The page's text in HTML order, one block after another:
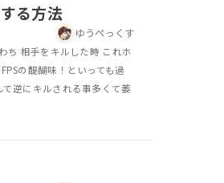
る方法
ゆうぺっくす
ち 相手をキルした時 これホ
の醍醐味！といっても過
逆にキルされる事多くて萎